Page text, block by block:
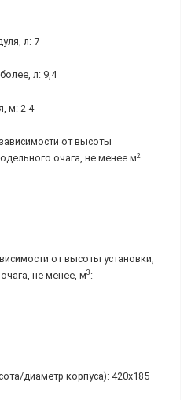
л: 7
л: 9,4
м: 2-4
от высоты
очага, не менее м2
от высоты установки,
не менее, м3:
диаметр корпуса): 420х185